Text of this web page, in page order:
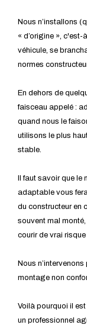
Nous n’installons
« d’origine »,
véhicule, se
normes
En dehors de
faisceau appelé :
quand nous le
utilisons le plus
stable.
Il faut savoir que
adaptable vous
du constructeur en
souvent mal
courir de vrai
Nous
montage non
Voilà pourquoi il
un professionnel